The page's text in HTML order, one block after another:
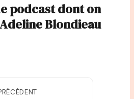
podcast dont on
Blondieau